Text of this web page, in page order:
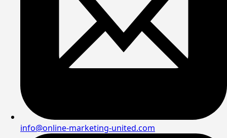
info@online-marketing-united.com